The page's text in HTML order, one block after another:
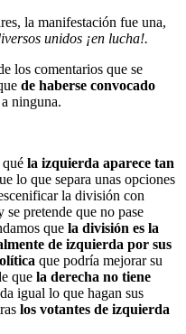
la manifestación fue una,
unidos ¡en lucha!.
los comentarios que se
de haberse convocado
a ninguna.
la izquierda aparece tan
lo que separa unas opciones
la división con
se pretende que no pase
que la división es la
de izquierda por sus
que podría mejorar su
que la derecha no tiene
igual lo que hagan sus
los votantes de izquierda